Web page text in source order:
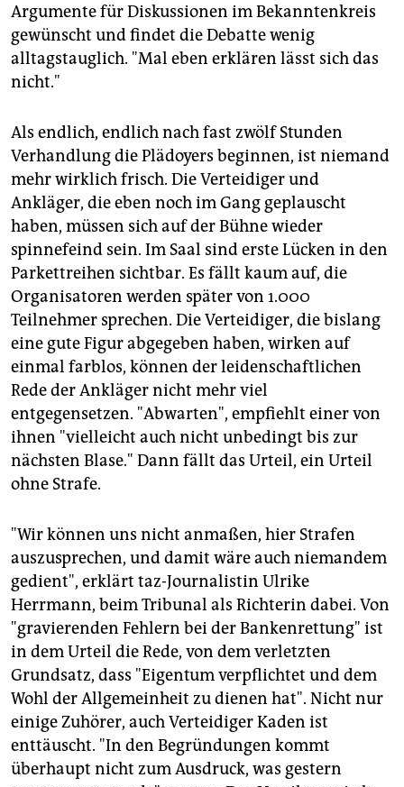
Argumente für Diskussionen im Bekanntenkreis
gewünscht und findet die Debatte wenig
alltagstauglich. "Mal eben erklären lässt sich das
nicht."
Als endlich, endlich nach fast zwölf Stunden
Verhandlung die Plädoyers beginnen, ist niemand
mehr wirklich frisch. Die Verteidiger und
Ankläger, die eben noch im Gang geplauscht
haben, müssen sich auf der Bühne wieder
spinnefeind sein. Im Saal sind erste Lücken in den
Parkettreihen sichtbar. Es fällt kaum auf, die
Organisatoren werden später von 1.000
Teilnehmer sprechen. Die Verteidiger, die bislang
eine gute Figur abgegeben haben, wirken auf
einmal farblos, können der leidenschaftlichen
Rede der Ankläger nicht mehr viel
entgegensetzen. "Abwarten", empfiehlt einer von
ihnen "vielleicht auch nicht unbedingt bis zur
nächsten Blase." Dann fällt das Urteil, ein Urteil
ohne Strafe.
"Wir können uns nicht anmaßen, hier Strafen
auszusprechen, und damit wäre auch niemandem
gedient", erklärt taz-Journalistin Ulrike
Herrmann, beim Tribunal als Richterin dabei. Von
"gravierenden Fehlern bei der Bankenrettung" ist
in dem Urteil die Rede, von dem verletzten
Grundsatz, dass "Eigentum verpflichtet und dem
Wohl der Allgemeinheit zu dienen hat". Nicht nur
einige Zuhörer, auch Verteidiger Kaden ist
enttäuscht. "In den Begründungen kommt
überhaupt nicht zum Ausdruck, was gestern